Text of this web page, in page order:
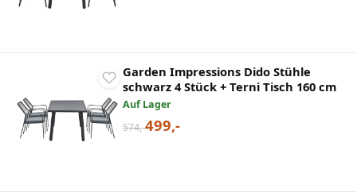
Garden Impressions Dido Stühle
schwarz 4 Stück + Terni Tisch 160 cm
Auf Lager
574,-499,-